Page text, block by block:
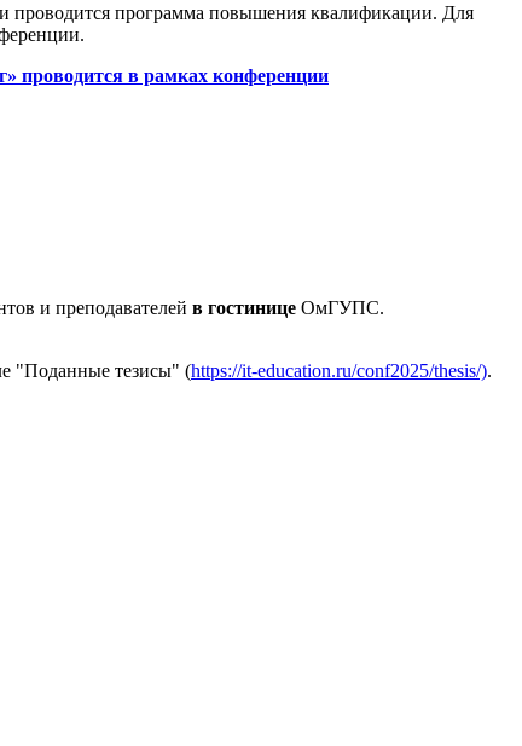
проводится программа повышения квалификации. Для
проводится в рамках конференции
и преподавателей в гостинице ОмГУПС.
"Поданные тезисы" (https://it-education.ru/conf2025/thesis/).